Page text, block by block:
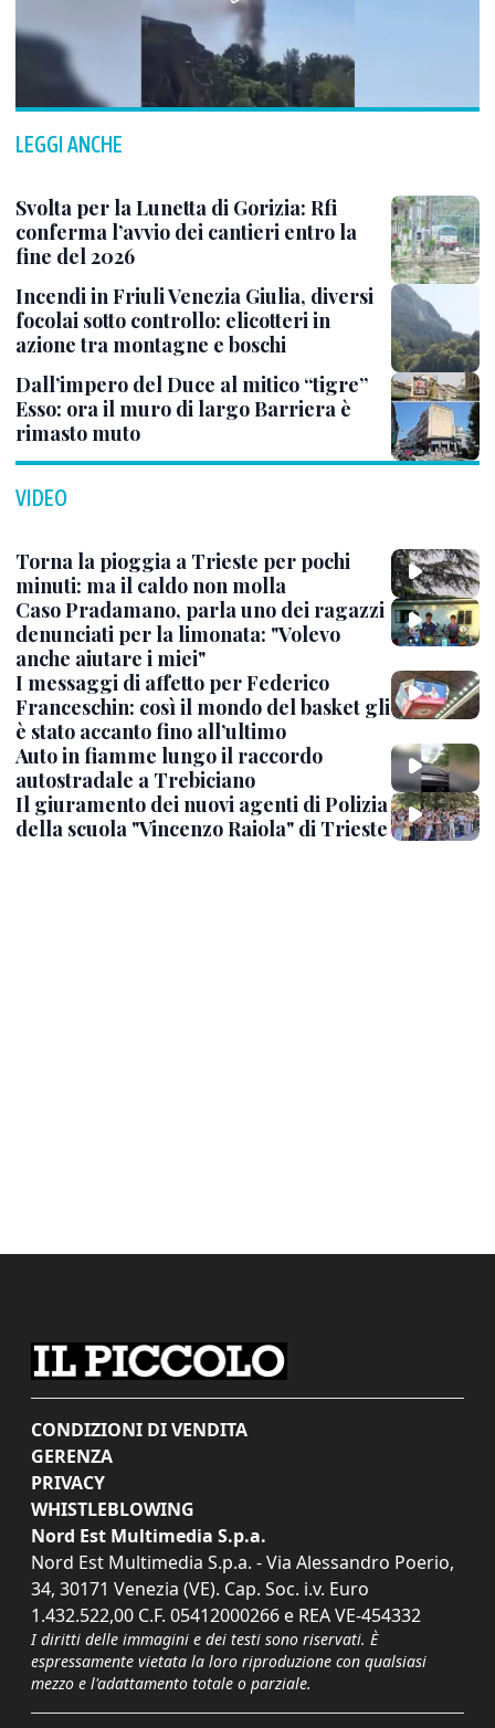
LEGGI ANCHE
Svolta per la Lunetta di Gorizia: Rfi
conferma l’avvio dei cantieri entro la
fine del 2026
Incendi in Friuli Venezia Giulia, diversi
focolai sotto controllo: elicotteri in
azione tra montagne e boschi
Dall’impero del Duce al mitico “tigre”
Esso: ora il muro di largo Barriera è
rimasto muto
VIDEO
Torna la pioggia a Trieste per pochi
minuti: ma il caldo non molla
Caso Pradamano, parla uno dei ragazzi
denunciati per la limonata: "Volevo
anche aiutare i miei"
I messaggi di affetto per Federico
Franceschin: così il mondo del basket gli
è stato accanto fino all’ultimo
Auto in fiamme lungo il raccordo
autostradale a Trebiciano
Il giuramento dei nuovi agenti di Polizia
della scuola "Vincenzo Raiola" di Trieste
CONDIZIONI DI VENDITA
GERENZA
PRIVACY
WHISTLEBLOWING
Nord Est Multimedia S.p.a.
Nord Est Multimedia S.p.a. - Via Alessandro Poerio,
34, 30171 Venezia (VE). Cap. Soc. i.v. Euro
1.432.522,00 C.F. 05412000266 e REA VE-454332
I diritti delle immagini e dei testi sono riservati. È
espressamente vietata la loro riproduzione con qualsiasi
mezzo e l'adattamento totale o parziale.